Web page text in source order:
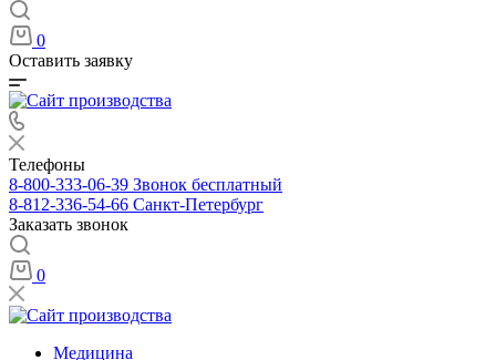
0
Оставить заявку
Телефоны
8-800-333-06-39 Звонок бесплатный
8-812-336-54-66 Санкт-Петербург
Заказать звонок
0
Медицина